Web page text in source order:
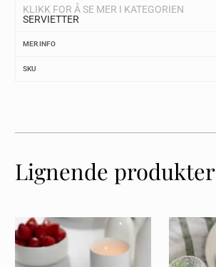
KLIKK FOR Å SE MER I KATEGORIEN
SERVIETTER
MER INFO
SKU
Lignende produkter